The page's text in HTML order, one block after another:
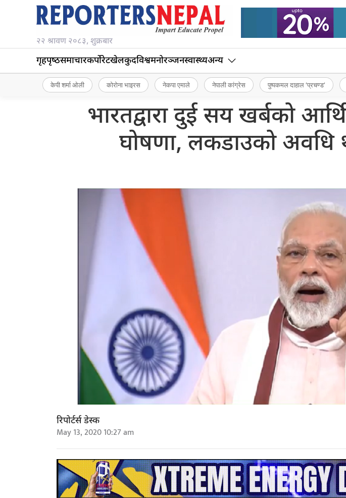
२२ श्रावण २०८३, शुक्रबार
गृहपृष्‍ठसमाचारकर्पोरेटखेलकुदविश्वमनोरञ्जनस्वास्थ्यअन्य
केपी शर्मा ओली कोरोना भाइरस नेकपा एमाले नेपाली कांग्रेस पुष्पकमल दाहाल ‘प्रचण्ड’
भारतद्वारा दुई सय खर्बको
घोषणा, लकडाउको अवधि
रिपोर्टर्स डेस्क
May 13, 2020 10:27 am